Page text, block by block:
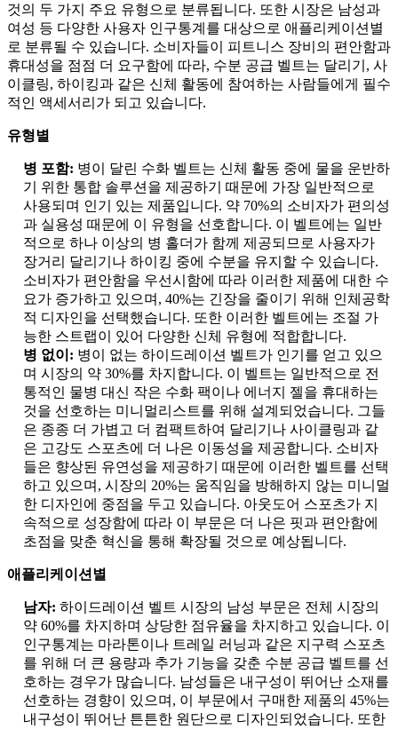
것의 두 가지 주요 유형으로 분류됩니다. 또한 시장은 남성과
여성 등 다양한 사용자 인구통계를 대상으로 애플리케이션별
로 분류될 수 있습니다. 소비자들이 피트니스 장비의 편안함과
휴대성을 점점 더 요구함에 따라, 수분 공급 벨트는 달리기, 사
이클링, 하이킹과 같은 신체 활동에 참여하는 사람들에게 필수
적인 액세서리가 되고 있습니다.
유형별
병 포함: 병이 달린 수화 벨트는 신체 활동 중에 물을 운반하
기 위한 통합 솔루션을 제공하기 때문에 가장 일반적으로
사용되며 인기 있는 제품입니다. 약 70%의 소비자가 편의성
과 실용성 때문에 이 유형을 선호합니다. 이 벨트에는 일반
적으로 하나 이상의 병 홀더가 함께 제공되므로 사용자가
장거리 달리기나 하이킹 중에 수분을 유지할 수 있습니다.
소비자가 편안함을 우선시함에 따라 이러한 제품에 대한 수
요가 증가하고 있으며, 40%는 긴장을 줄이기 위해 인체공학
적 디자인을 선택했습니다. 또한 이러한 벨트에는 조절 가
능한 스트랩이 있어 다양한 신체 유형에 적합합니다.
병 없이: 병이 없는 하이드레이션 벨트가 인기를 얻고 있으
며 시장의 약 30%를 차지합니다. 이 벨트는 일반적으로 전
통적인 물병 대신 작은 수화 팩이나 에너지 젤을 휴대하는
것을 선호하는 미니멀리스트를 위해 설계되었습니다. 그들
은 종종 더 가볍고 더 컴팩트하여 달리기나 사이클링과 같
은 고강도 스포츠에 더 나은 이동성을 제공합니다. 소비자
들은 향상된 유연성을 제공하기 때문에 이러한 벨트를 선택
하고 있으며, 시장의 20%는 움직임을 방해하지 않는 미니멀
한 디자인에 중점을 두고 있습니다. 아웃도어 스포츠가 지
속적으로 성장함에 따라 이 부문은 더 나은 핏과 편안함에
초점을 맞춘 혁신을 통해 확장될 것으로 예상됩니다.
애플리케이션별
남자: 하이드레이션 벨트 시장의 남성 부문은 전체 시장의
약 60%를 차지하며 상당한 점유율을 차지하고 있습니다. 이
인구통계는 마라톤이나 트레일 러닝과 같은 지구력 스포츠
를 위해 더 큰 용량과 추가 기능을 갖춘 수분 공급 벨트를 선
호하는 경우가 많습니다. 남성들은 내구성이 뛰어난 소재를
선호하는 경향이 있으며, 이 부문에서 구매한 제품의 45%는
내구성이 뛰어난 튼튼한 원단으로 디자인되었습니다. 또한